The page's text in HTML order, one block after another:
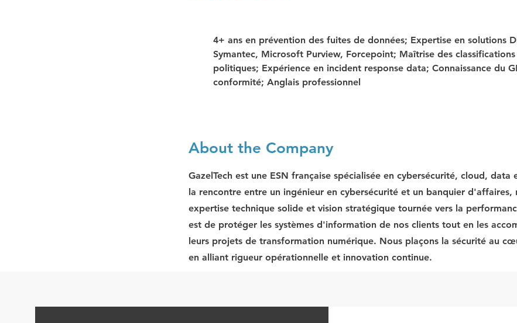
4+ ans en prévention des fuites de données; Expertise en solutions
Symantec, Microsoft Purview, Forcepoint; Maîtrise des
politiques; Expérience en incident response data; Connaissance du
conformité; Anglais professionnel
About the Company
GazelTech est une ESN française spécialisée en cybersécurité, cloud, data
la rencontre entre un ingénieur en cybersécurité et un banquier d'affaires,
expertise technique solide et vision stratégique tournée vers la
est de protéger les systèmes d'information de nos clients tout en les
leurs projets de transformation numérique. Nous plaçons la sécurité au
en alliant rigueur opérationnelle et innovation continue.